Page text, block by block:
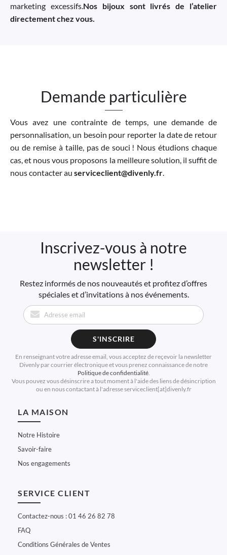
marketing excessifs. Nos bijoux sont livrés de l’atelier
directement chez vous.
Demande particulière
Vous avez une contrainte de temps, une demande de
personnalisation, un besoin pour reporter la date de retour
ou de remise à taille, pas de souci ! Nous étudions chaque
cas, et nous vous proposons la meilleure solution, il suffit de
nous contacter au serviceclient@divenly.fr.
Inscrivez-vous à notre
newsletter !
Restez informés de nos nouveautés et profitez d’offres
spéciales et d’invitations à nos événements.
S'INSCRIRE
En renseignant votre adresse email, vous acceptez de reçevoir la newsletter
Divenly par courrier électronique et vous prenez connaissance de notre
Politique de confidentialité.
Vous pouvez vous désinscrire a tout moment à l'aide des liens de désincription
ou en nous contactant à l'adresse serviceclient[at]divenly.fr
LA MAISON
Notre Histoire
Savoir-faire
Nos engagements
SERVICE CLIENT
Contactez-nous : 01 46 26 82 78
FAQ
Conditions Générales de Ventes